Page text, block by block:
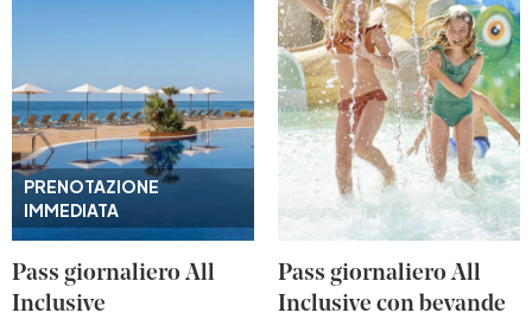
PRENOTAZIONE
IMMEDIATA
Pass giornaliero All
Inclusive
Pass giornaliero All
Inclusive con bevande